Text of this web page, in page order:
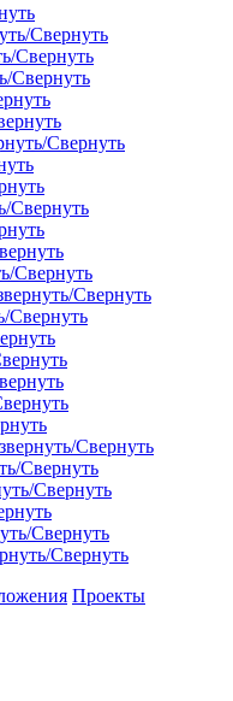
Свернуть
Свернуть
Свернуть
Свернуть
Свернуть
Свернуть
Свернуть
Свернуть
Свернуть
Свернуть
Свернуть
Свернуть
Свернуть
Проекты